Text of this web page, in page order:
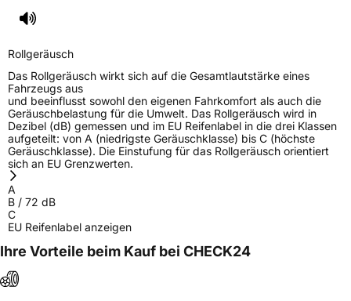
Rollgeräusch
Das Rollgeräusch wirkt sich auf die Gesamtlautstärke eines
Fahrzeugs aus
und beeinflusst sowohl den eigenen Fahrkomfort als auch die
Geräuschbelastung für die Umwelt. Das Rollgeräusch wird in
Dezibel (dB) gemessen und im EU Reifenlabel in die drei Klassen
aufgeteilt: von A (niedrigste Geräuschklasse) bis C (höchste
Geräuschklasse). Die Einstufung für das Rollgeräusch orientiert
sich an EU Grenzwerten.
A
B / 72 dB
C
EU Reifenlabel anzeigen
Ihre Vorteile beim Kauf bei CHECK24